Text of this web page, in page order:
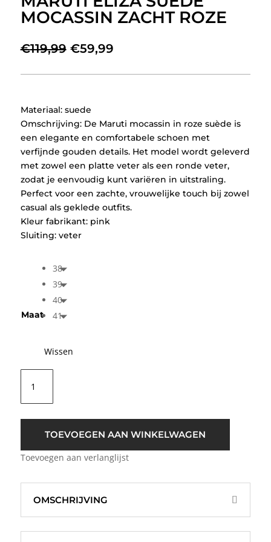
MOCASSIN ZACHT ROZE
€119,99 Oorspronkelijke
was:
€59,99Huidige
is:
Materiaal: suede
Omschrijving: De Maruti mocassin in roze suède is
een elegante en comfortabele schoen met
verfijnde gouden details. Het model wordt geleverd
met zowel een platte veter als een ronde veter,
zodat je eenvoudig kunt variëren in uitstraling.
Perfect voor een zachte, vrouwelijke touch bij zowel
casual als geklede outfits.
Kleur fabrikant: pink
Sluiting: veter
Maat
38
39
40
41
Wissen
Eliza
Suede
Mocassin
aantal
TOEVOEGEN AAN WINKELWAGEN
Toevoegen aan verlanglijst
OMSCHRIJVING